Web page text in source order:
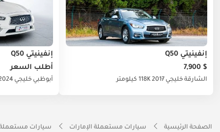
إنفينيتي Q50
$ 7,900
الشارقة خليجي 2017118K كيلومتر
إنفينيتي Q50
أطلب السعر
أبوظبي خليجي
الصفحة الرئيسية سيارات مستعملة الإمارات سيارات